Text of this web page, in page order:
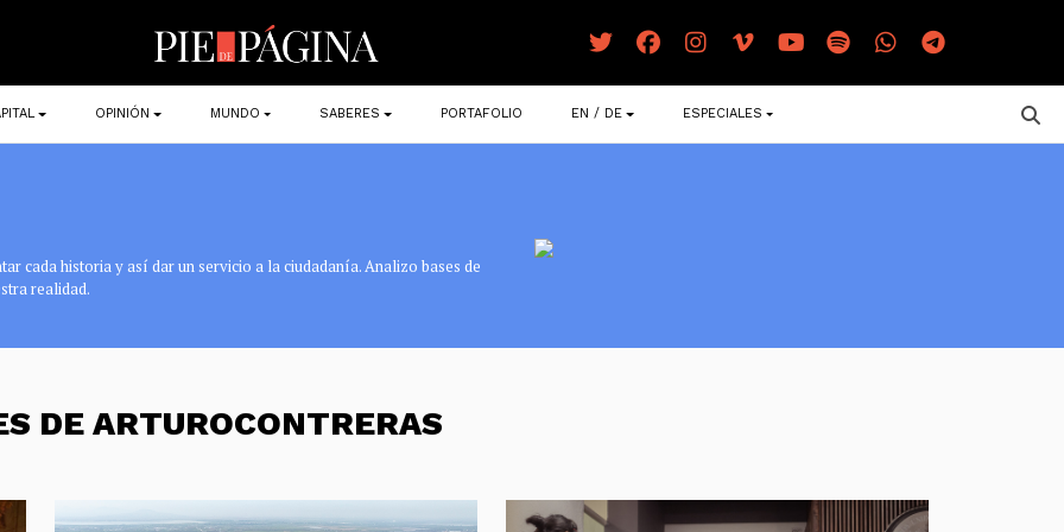
OPINIÓN MUNDO SABERES PORTAFOLIO EN / DE ESPECIALES
cada historia y así dar un servicio a la ciudadanía. Analizo bases de
realidad.
DE ARTUROCONTRERAS